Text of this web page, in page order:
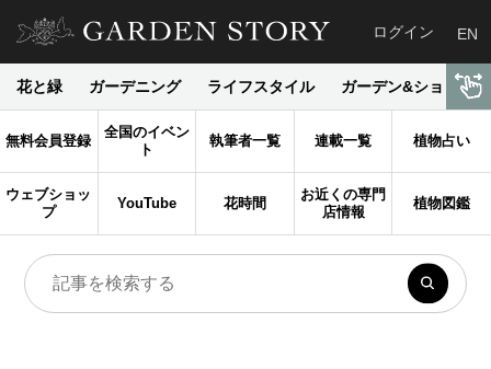
ログイン EN
花と緑 ガーデニング ライフスタイル ガーデン&ショップ
無料会員登録
全国のイベン
ト
執筆者一覧 連載一覧 植物占い
ウェブショッ
プ
YouTube 花時間
お近くの専門
店情報
植物図鑑